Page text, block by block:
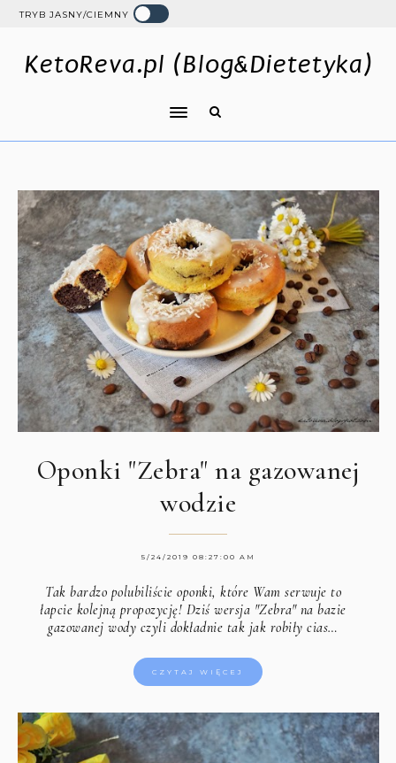
TRYB JASNY/CIEMNY
KetoReva.pl (Blog&Dietetyka)
Oponki "Zebra" na gazowanej
wodzie
5/24/2019 08:27:00 AM
Tak bardzo polubiliście oponki, które Wam serwuje to
łapcie kolejną propozycję! Dziś wersja "Zebra" na bazie
gazowanej wody czyli dokładnie tak jak robiły cias…
CZYTAJ WIĘCEJ